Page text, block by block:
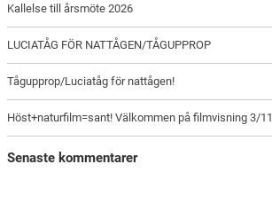
Kallelse till årsmöte 2026
LUCIATÅG FÖR NATTÅGEN/TÅGUPPROP
Tågupprop/Luciatåg för nattågen!
Höst+naturfilm=sant! Välkommen på filmvisning 3/11
Senaste kommentarer